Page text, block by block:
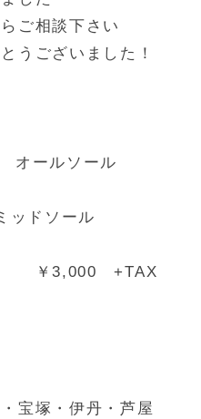
ご相談下さい
うございました！
オールソール
ミッドソール
換 ￥3,000 +TAX
宝塚・伊丹・芦屋